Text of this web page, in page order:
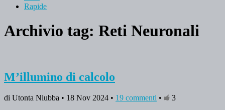
Rapide
Archivio tag: Reti Neuronali
M’illumino di calcolo
di Utonta Niubba • 18 Nov 2024 • 19 commenti •
3